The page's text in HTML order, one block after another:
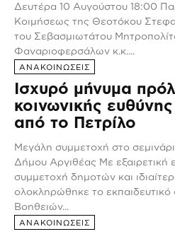
Δευτέρα 10 Αυγούστου 18:00 Παράκληση στον Ιερό Ναό
Κοιμήσεως της Θεοτόκου
του Σεβασμιωτάτου
Φαναριοφερσάλων κ.κ....
ΑΝΑΚΟΙΝΩΣΕΙΣ
Ισχυρό μήνυμα
κοινωνικής
από το Πετρίλο
Μεγάλη συμμετοχή στο
Δήμου Αργιθέας Με εξαιρετική επιτυχία, μεγάλη
συμμετοχή δημοτών και
ολοκληρώθηκε το
Βοηθειών...
ΑΝΑΚΟΙΝΩΣΕΙΣ